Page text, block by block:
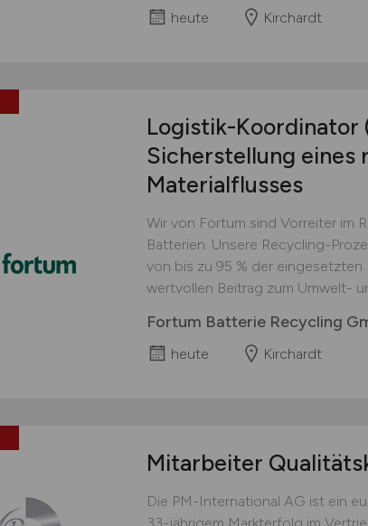
heute Kirchardt
Logistik-Koordinator
Sicherstellung eines
Materialflusses
Wir von Fortum sind Vorreiter im
Batterien. Unsere Recycling-
von bis zu 95 % der eingesetzten
wertvollen Beitrag zum Umwelt-
Fortum Batterie Recycling
heute Kirchardt
Mitarbeiter
Die PM-International AG ist ein